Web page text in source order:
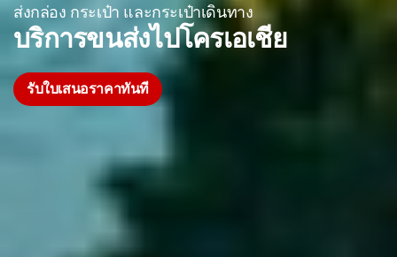
ส่งกล่อง กระเป๋า และกระเป๋าเดินทาง
บริการขนส่งไปโครเอเชีย
รับใบเสนอราคาทันที